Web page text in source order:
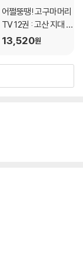
어쩔뚱땡! 고구마머리
TV 12권 : 고산 지대 히
말라야 탈출 작전!
13,520원